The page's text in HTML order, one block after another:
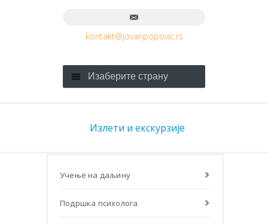
kontakt@jovanpopovic.rs
Изаберите страну
Излети и екскурзије
Учење на даљину
Подршка психолога